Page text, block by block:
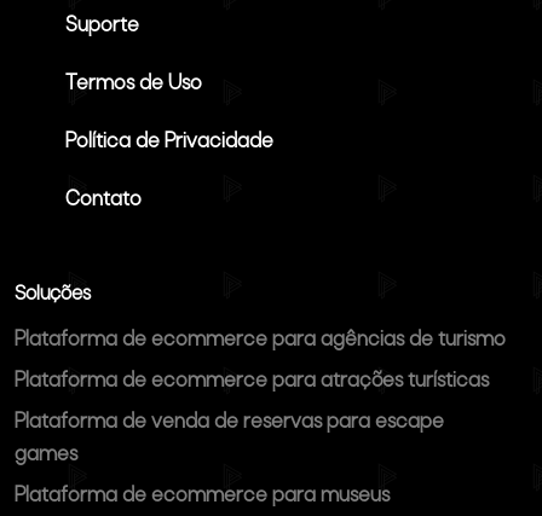
Suporte
Termos de Uso
Política de Privacidade
Contato
Soluções
Plataforma de ecommerce para agências de turismo
Plataforma de ecommerce para atrações turísticas
Plataforma de venda de reservas para escape
games
Plataforma de ecommerce para museus